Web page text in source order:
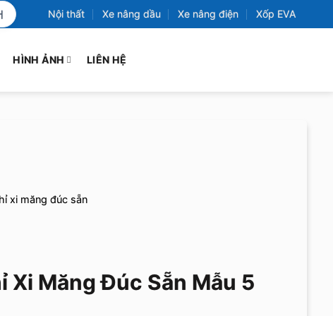
Nội thất Xe nâng dầu Xe nâng điện Xốp EVA
HÌNH ẢNH LIÊN HỆ
xi măng đúc sẵn
Xi Măng Đúc Sẵn Mẫu 5